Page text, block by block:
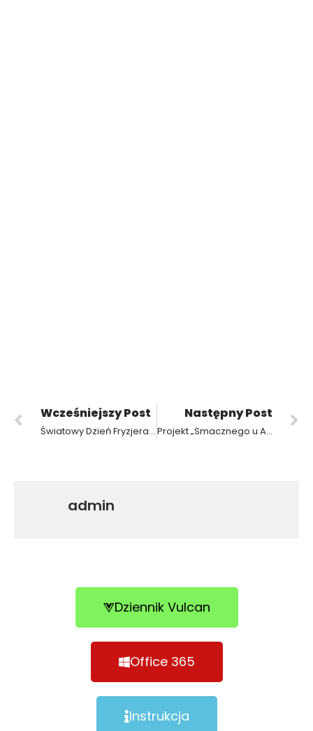
Wcześniejszy Post
Światowy Dzień Fryzjera w ZSP3
Następny Post
Projekt „Smacznego u Arkadego!”
admin
Dziennik Vulcan
Office 365
Instrukcja